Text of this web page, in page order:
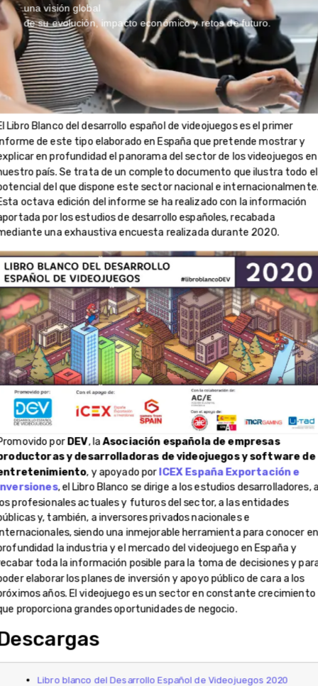
una visión global
de su evolución, impacto económico y retos de futuro.
Libro Blanco del desarrollo español de videojuegos es el primer
de este tipo elaborado en España que pretende mostrar y
en profundidad el panorama del sector de los videojuegos en
país. Se trata de un completo documento que ilustra todo el
del que dispone este sector nacional e
octava edición del informe se ha realizado con la información
por los estudios de desarrollo españoles, recabada
una exhaustiva encuesta realizada durante 2020.
porDEV, laAsociación española de empresas
y desarrolladoras de videojuegos y software de
, y apoyado por ICEX España Exportación e
, el Libro Blanco se dirige a los estudios desarrolladores,
profesionales actuales y futuros del sector, a las entidades
y, también, a inversores privados nacionales e
siendo una inmejorable herramienta para conocer en
la industria y el mercado del videojuego en España y
toda la información posible para la toma de decisiones y
elaborar los planes de inversión y apoyo público de cara a los
años. El videojuego es un sector en constante crecimiento
proporciona grandes oportunidades de negocio.
Libro blanco del Desarrollo Español de Videojuegos 2020